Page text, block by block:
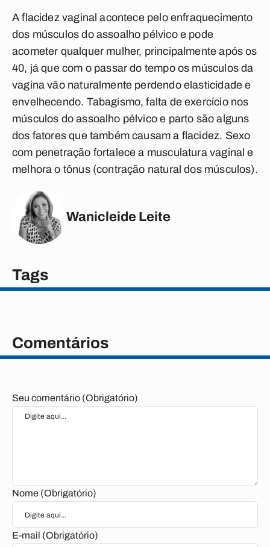
A flacidez vaginal acontece pelo enfraquecimento
dos músculos do assoalho pélvico e pode
acometer qualquer mulher, principalmente após os
40, já que com o passar do tempo os músculos da
vagina vão naturalmente perdendo elasticidade e
envelhecendo. Tabagismo, falta de exercício nos
músculos do assoalho pélvico e parto são alguns
dos fatores que também causam a flacidez. Sexo
com penetração fortalece a musculatura vaginal e
melhora o tônus (contração natural dos músculos).
Wanicleide Leite
Tags
Comentários
Seu comentário (Obrigatório)
Nome (Obrigatório)
E-mail (Obrigatório)